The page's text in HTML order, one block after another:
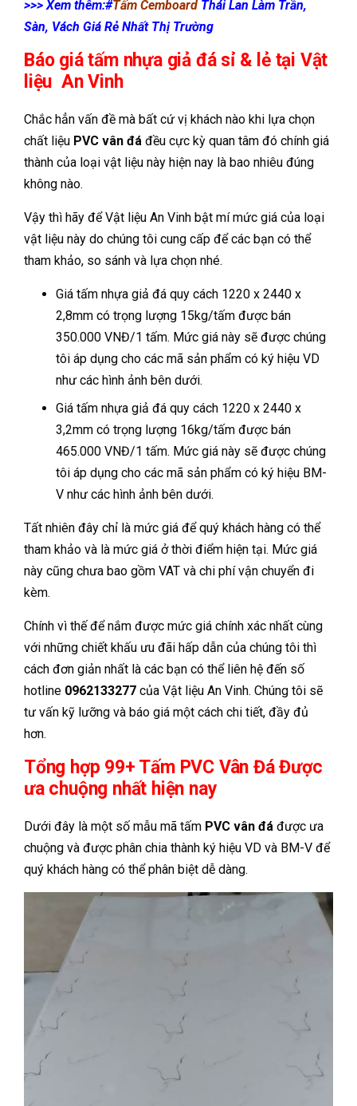
>>> Xem thêm:#Tấm Cemboard Thái Lan Làm Trần,
Sàn, Vách Giá Rẻ Nhất Thị Trường
Báo giá tấm nhựa giả đá sỉ & lẻ tại Vật
liệu An Vinh
Chắc hẳn vấn đề mà bất cứ vị khách nào khi lựa chọn
chất liệu PVC vân đá đều cực kỳ quan tâm đó chính giá
thành của loại vật liệu này hiện nay là bao nhiêu đúng
không nào.
Vậy thì hãy để Vật liệu An Vinh bật mí mức giá của loại
vật liệu này do chúng tôi cung cấp để các bạn có thể
tham khảo, so sánh và lựa chọn nhé.
Giá tấm nhựa giả đá quy cách 1220 x 2440 x
2,8mm có trọng lượng 15kg/tấm được bán
350.000 VNĐ/1 tấm. Mức giá này sẽ được chúng
tôi áp dụng cho các mã sản phẩm có ký hiệu VD
như các hình ảnh bên dưới.
Giá tấm nhựa giả đá quy cách 1220 x 2440 x
3,2mm có trọng lượng 16kg/tấm được bán
465.000 VNĐ/1 tấm. Mức giá này sẽ được chúng
tôi áp dụng cho các mã sản phẩm có ký hiệu BM-
V như các hình ảnh bên dưới.
Tất nhiên đây chỉ là mức giá để quý khách hàng có thể
tham khảo và là mức giá ở thời điểm hiện tại. Mức giá
này cũng chưa bao gồm VAT và chi phí vận chuyển đi
kèm.
Chính vì thế để nắm được mức giá chính xác nhất cùng
với những chiết khấu ưu đãi hấp dẫn của chúng tôi thì
cách đơn giản nhất là các bạn có thể liên hệ đến số
hotline 0962133277 của Vật liệu An Vinh. Chúng tôi sẽ
tư vấn kỹ lưỡng và báo giá một cách chi tiết, đầy đủ
hơn.
Tổng hợp 99+ Tấm PVC Vân Đá Được
ưa chuộng nhất hiện nay
Dưới đây là một số mẫu mã tấm PVC vân đá được ưa
chuộng và được phân chia thành ký hiệu VD và BM-V để
quý khách hàng có thể phân biệt dễ dàng.